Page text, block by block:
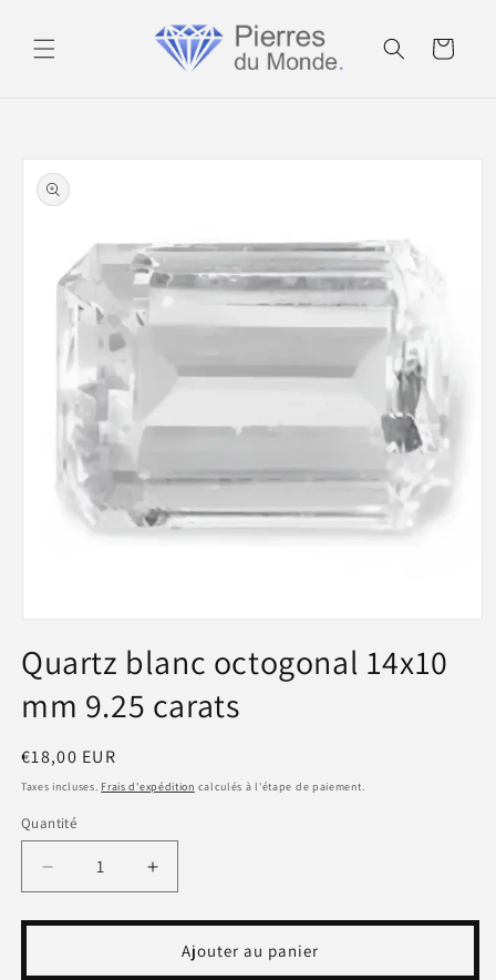
contenu
Panier
Passer aux
informations
produits
média
1
une
Quartz blanc octogonal 14x10
mm 9.25 carats
Prix
habituel
€18,00 EUR
Taxes incluses. Frais d'expédition calculés à l'étape de paiement.
Quantité
Réduire
la
quantité
Augmenter
la
quantité
Ajouter au panier